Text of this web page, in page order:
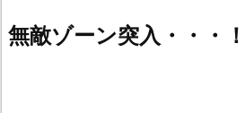
無敵ゾーン突入・・・！